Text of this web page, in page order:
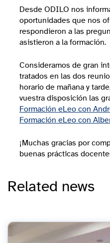
Desde ODILO nos
oportunidades que nos
respondieron a las
asistieron a la formación.
Consideramos de gran
tratados en las dos
horario de mañana y
vuestra disposición las
Formación eLeo con
Formación eLeo con
¡Muchas gracias por
buenas prácticas
Related news